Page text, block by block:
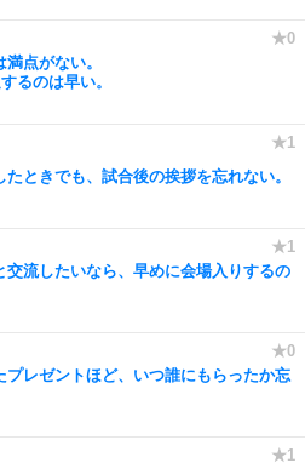
点がない。
るのは早い。
たときでも、試合後の挨拶を忘れない。
交流したいなら、早めに会場入りするの
プレゼントほど、いつ誰にもらったか忘